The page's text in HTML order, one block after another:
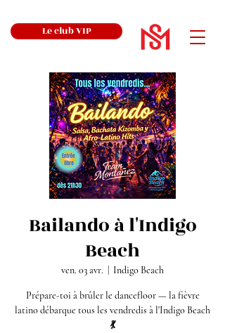
Le club VIP
Bailando à l'Indigo
Beach
ven. 03 avr. Indigo Beach
Prépare-toi à brûler le dancefloor — la fièvre
latino débarque tous les vendredis à l'Indigo Beach
💃